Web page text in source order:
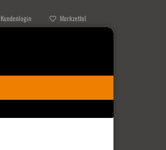
Kundenlogin Merkzettel